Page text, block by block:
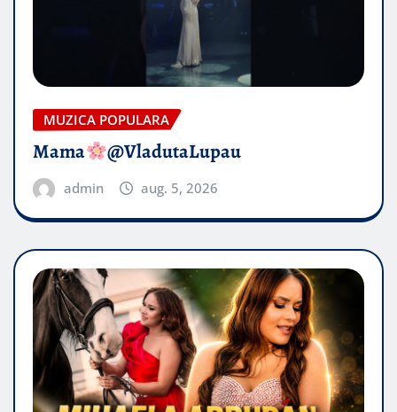
MUZICA POPULARA
Mama @VladutaLupau
admin aug. 5, 2026